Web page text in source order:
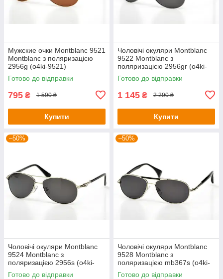
Мужские очки Montblanc 9521
Montblanc з поляризацією
2956g (o4ki-9521)
Готово до відправки
795 ₴ 1 590 ₴
Купити
Чоловічі окуляри Montblanc
9522 Montblanc з
поляризацією 2956gr (o4ki-
9522)
Готово до відправки
1 145 ₴ 2 290 ₴
Купити
–50%
Чоловічі окуляри Montblanc
9524 Montblanc з
поляризацією 2956s (o4ki-
9524)
Готово до відправки
–50%
Чоловічі окуляри Montblanc
9528 Montblanc з
поляризацією mb367s (o4ki-
9528)
Готово до відправки